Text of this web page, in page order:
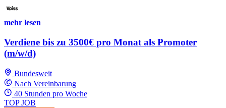
mehr lesen
Verdiene bis zu 3500€ pro Monat als Promoter
(m/w/d)
Bundesweit
Nach Vereinbarung
40 Stunden pro Woche
TOP JOB